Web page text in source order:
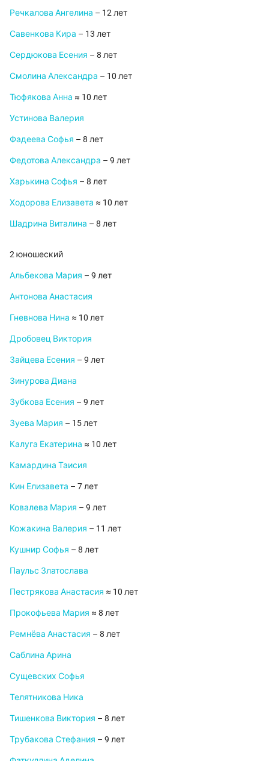
Речкалова Ангелина – 12 лет
Савенкова Кира – 13 лет
Сердюкова Есения – 8 лет
Смолина Александра – 10 лет
Тюфякова Анна ≈ 10 лет
Устинова Валерия
Фадеева Софья – 8 лет
Федотова Александра – 9 лет
Харькина Софья – 8 лет
Ходорова Елизавета ≈ 10 лет
Шадрина Виталина – 8 лет
2 юношеский
Альбекова Мария – 9 лет
Антонова Анастасия
Гневнова Нина ≈ 10 лет
Дробовец Виктория
Зайцева Есения – 9 лет
Зинурова Диана
Зубкова Есения – 9 лет
Зуева Мария – 15 лет
Калуга Екатерина ≈ 10 лет
Камардина Таисия
Кин Елизавета – 7 лет
Ковалева Мария – 9 лет
Кожакина Валерия – 11 лет
Кушнир Софья – 8 лет
Паульс Златослава
Пестрякова Анастасия ≈ 10 лет
Прокофьева Мария ≈ 8 лет
Ремнёва Анастасия – 8 лет
Саблина Арина
Сущевских Софья
Телятникова Ника
Тишенкова Виктория – 8 лет
Трубакова Стефания – 9 лет